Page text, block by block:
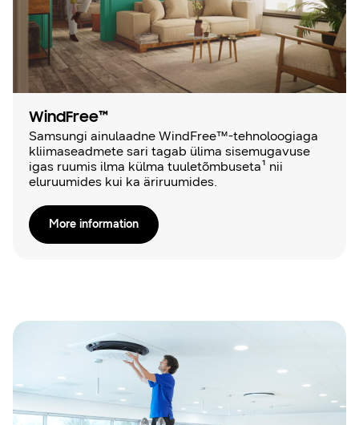
WindFree™
Samsungi ainulaadne WindFree™-tehnoloogiaga
kliimaseadmete sari tagab ülima sisemugavuse
igas ruumis ilma külma tuuletõmbuseta¹ nii
eluruumides kui ka äriruumides.
More information